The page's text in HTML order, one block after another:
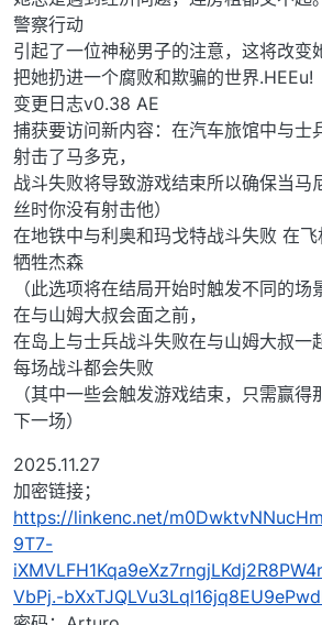
警察行动
引起了一位神秘男子的注意，这将改变
把她扔进一个腐败和欺骗的世界.HEEu!
变更日志v0.38 AE
捕获要访问新内容：在汽车旅馆中与士
射击了马多克，
战斗失败将导致游戏结束所以确保当马
丝时你没有射击他）
在地铁中与利奥和玛戈特战斗失败 在
牺牲杰森
（此选项将在结局开始时触发不同的场
在与山姆大叔会面之前，
在岛上与士兵战斗失败在与山姆大叔一
每场战斗都会失败
（其中一些会触发游戏结束，只需赢
下一场）
2025.11.27
加密链接；
https://linkenc.net/
9T7-
VbPj.-